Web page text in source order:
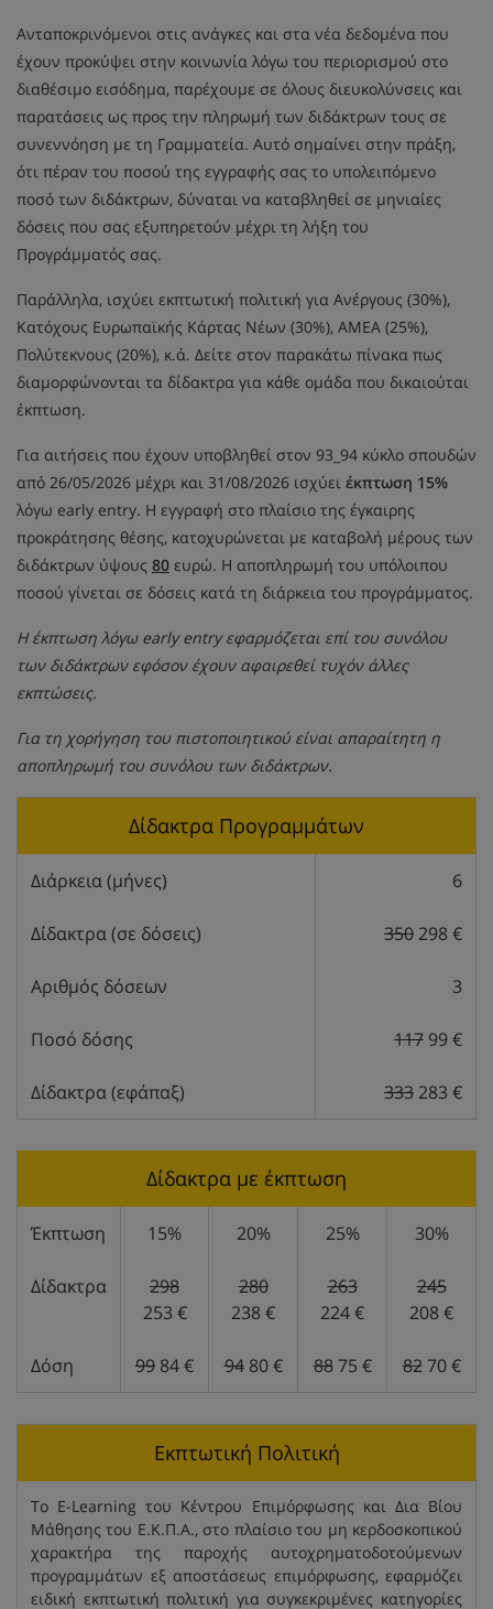
Ανταποκρινόμενοι στις ανάγκες και στα νέα δεδομένα που
έχουν προκύψει στην κοινωνία λόγω του περιορισμού στο
διαθέσιμο εισόδημα, παρέχουμε σε όλους διευκολύνσεις και
παρατάσεις ως προς την πληρωμή των διδάκτρων τους σε
συνεννόηση με τη Γραμματεία. Αυτό σημαίνει στην πράξη,
ότι πέραν του ποσού της εγγραφής σας το υπολειπόμενο
ποσό των διδάκτρων, δύναται να καταβληθεί σε μηνιαίες
δόσεις που σας εξυπηρετούν μέχρι τη λήξη του
Προγράμματός σας.
Παράλληλα, ισχύει εκπτωτική πολιτική για Ανέργους (30%),
Κατόχους Ευρωπαϊκής Κάρτας Νέων (30%), ΑΜΕΑ (25%),
Πολύτεκνους (20%), κ.ά. Δείτε στον παρακάτω πίνακα πως
διαμορφώνονται τα δίδακτρα για κάθε ομάδα που δικαιούται
έκπτωση.
Για αιτήσεις που έχουν υποβληθεί στον 93_94 κύκλο σπουδών
από 26/05/2026 μέχρι και 31/08/2026 ισχύει έκπτωση 15%
λόγω early entry. Η εγγραφή στο πλαίσιο της έγκαιρης
προκράτησης θέσης, κατοχυρώνεται με καταβολή μέρους των
διδάκτρων ύψους 80 ευρώ. Η αποπληρωμή του υπόλοιπου
ποσού γίνεται σε δόσεις κατά τη διάρκεια του προγράμματος.
Η έκπτωση λόγω early entry εφαρμόζεται επί του συνόλου
των διδάκτρων εφόσον έχουν αφαιρεθεί τυχόν άλλες
εκπτώσεις.
Για τη χορήγηση του πιστοποιητικού είναι απαραίτητη η
αποπληρωμή του συνόλου των διδάκτρων.
Δίδακτρα Προγραμμάτων
Διάρκεια (μήνες) 6
Δίδακτρα (σε δόσεις) 350298 €
Αριθμός δόσεων 3
Ποσό δόσης 117 99 €
Δίδακτρα (εφάπαξ) 333283 €
Δίδακτρα με έκπτωση
Έκπτωση 15% 20% 25% 30%
Δίδακτρα
298
253 €
280
238 €
263
224 €
245
208 €
Δόση 99 84 € 94 80 € 88 75 € 82 70 €
Εκπτωτική Πολιτική
Το E-Learning του Κέντρου Επιμόρφωσης και Δια Βίου
Μάθησης του Ε.Κ.Π.Α., στο πλαίσιο του μη κερδοσκοπικού
χαρακτήρα της παροχής αυτοχρηματοδοτούμενων
προγραμμάτων εξ αποστάσεως επιμόρφωσης, εφαρμόζει
ειδική εκπτωτική πολιτική για συγκεκριμένες κατηγορίες